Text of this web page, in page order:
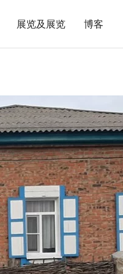
展览及展览 博客